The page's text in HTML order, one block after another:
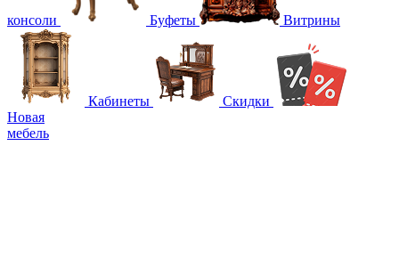
консоли Буфеты Витрины
Кабинеты
Скидки
Новая
мебель